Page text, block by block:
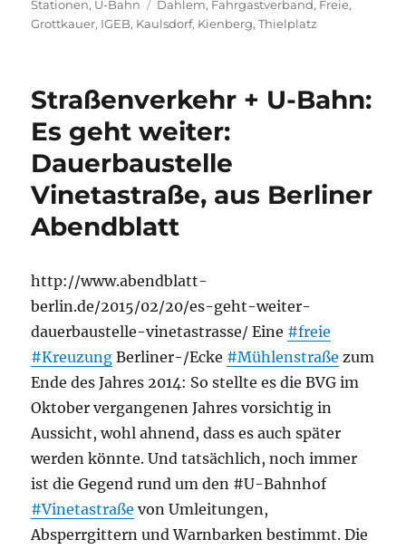
am
Stationen, U-Bahn Schlagwörter
Dahlem, Fahrgastverband, Freie,
Grottkauer, IGEB, Kaulsdorf, Kienberg,Thielplatz
Straßenverkehr + U-Bahn:
Es geht weiter:
Dauerbaustelle
Vinetastraße, aus Berliner
Abendblatt
http://www.abendblatt-
berlin.de/2015/02/20/es-geht-weiter-
dauerbaustelle-vinetastrasse/ Eine #freie
#Kreuzung Berliner-/Ecke #Mühlenstraße zum
Ende des Jahres 2014: So stellte es die BVG im
Oktober vergangenen Jahres vorsichtig in
Aussicht, wohl ahnend, dass es auch später
werden könnte. Und tatsächlich, noch immer
ist die Gegend rund um den #U-Bahnhof
#Vinetastraße von Umleitungen,
Absperrgittern und Warnbarken bestimmt. Die